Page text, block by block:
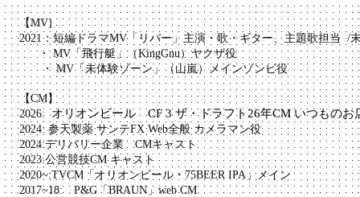
【MV]
2021：短編ドラマMV「リバー」主演・歌・ギター、主題歌担当 /
・ MV「飛行艇」（KingGnu）ヤクザ役
・ MV「未体験ゾーン」（山嵐）メインゾンビ役
【CM】
2026:オリオンビール CF 3 ザ・ドラフト26年CM いつものお
2024: 参天製薬 サンテFX Web全般 カメラマン役
2024:デリバリー企業 CMキャスト
2023:公営競技CM キャスト
2020~:TVCM「オリオンビール・75BEER IPA」メイン
2017~18: P&G「BRAUN」web CM